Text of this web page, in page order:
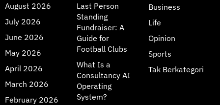
August 2026
July 2026
June 2026
May 2026
April 2026
March 2026
February 2026
Last Person
Standing
Fundraiser: A
Guide for
Football Clubs
What Is a
Consultancy AI
Operating
System?
Business
Life
Opinion
Sports
Tak Berkategori